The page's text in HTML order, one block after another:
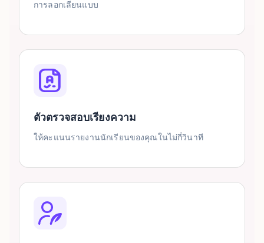
การลอกเลียนแบบ
ตัวตรวจสอบเรียงความ
ให้คะแนนรายงานนักเรียนของคุณในไม่กี่วินาที